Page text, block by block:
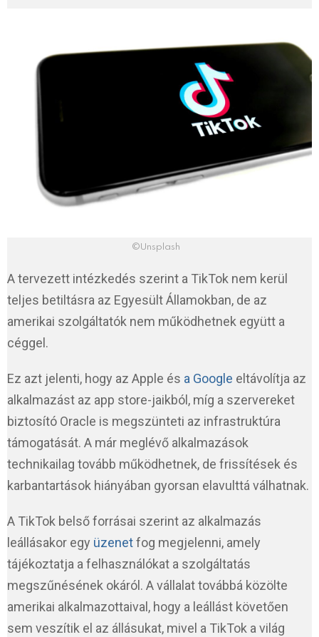
©Unsplash
A tervezett intézkedés szerint a TikTok nem kerül
teljes betiltásra az Egyesült Államokban, de az
amerikai szolgáltatók nem működhetnek együtt a
céggel.
Ez azt jelenti, hogy az Apple és a Google eltávolítja az
alkalmazást az app store-jaikból, míg a szervereket
biztosító Oracle is megszünteti az infrastruktúra
támogatását. A már meglévő alkalmazások
technikailag tovább működhetnek, de frissítések és
karbantartások hiányában gyorsan elavulttá válhatnak.
A TikTok belső forrásai szerint az alkalmazás
leállásakor egy üzenetfog megjelenni, amely
tájékoztatja a felhasználókat a szolgáltatás
megszűnésének okáról. A vállalat továbbá közölte
amerikai alkalmazottaival, hogy a leállást követően
sem veszítik el az állásukat, mivel a TikTok a világ